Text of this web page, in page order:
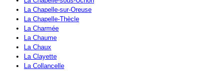
La Chapelle-sur-Oreuse
La Chapelle-Thècle
La Charmée
La Chaume
La Chaux
La Clayette
La Collancelle